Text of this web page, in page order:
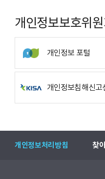
개인정보보호위
개인정보 포털
개인정보침해신고
개인정보처리방침 찾